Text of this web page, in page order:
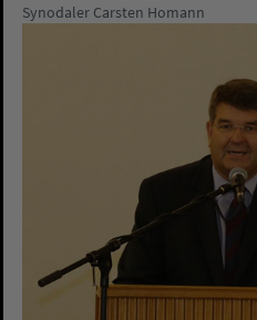
Synodaler Carsten Homann